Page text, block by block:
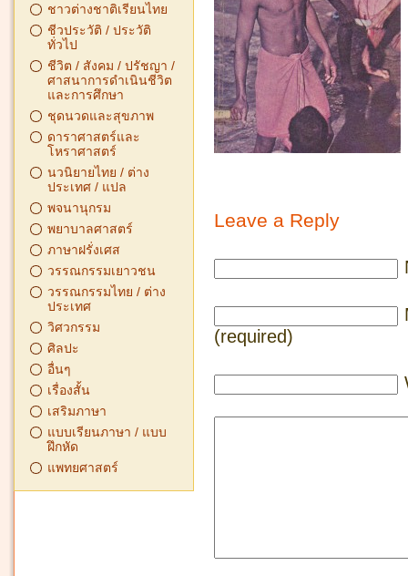
ชาวต่างชาติเรียนไทย
ชีวประวัติ / ประวัติ
ทั่วไป
ชีวิต / สังคม / ปรัชญา /
ศาสนาการดำเนินชีวิต
และการศึกษา
ชุดนวดและสุขภาพ
ดาราศาสตร์และ
โหราศาสตร์
นวนิยายไทย / ต่าง
ประเทศ / แปล
พจนานุกรม
พยาบาลศาสตร์
ภาษาฝรั่งเศส
วรรณกรรมเยาวชน
วรรณกรรมไทย / ต่าง
ประเทศ
วิศวกรรม
ศิลปะ
อื่นๆ
เรื่องสั้น
เสริมภาษา
แบบเรียนภาษา / แบบ
ฝึกหัด
แพทยศาสตร์
Leave a Reply
(required)